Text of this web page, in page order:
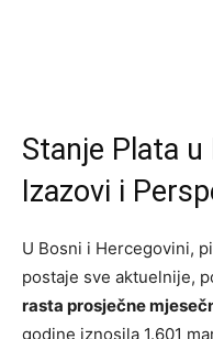
Stanje Plata
Izazovi i
U Bosni i Hercegovini,
postaje sve aktuelnije,
rasta prosječne
godine iznosila 1.601